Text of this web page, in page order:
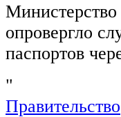
опровергло
паспортов
"
Правительство